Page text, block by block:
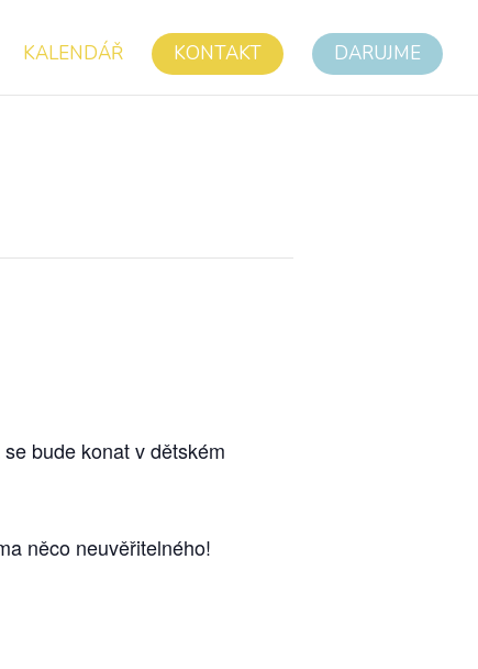
KALENDÁŘ KONTAKT DARUJME
bude konat v dětském
něco neuvěřitelného!